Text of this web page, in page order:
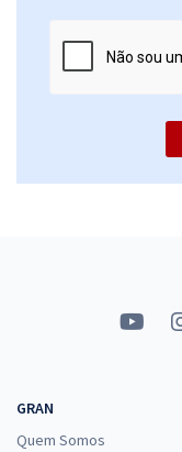
GRAN
Quem Somos